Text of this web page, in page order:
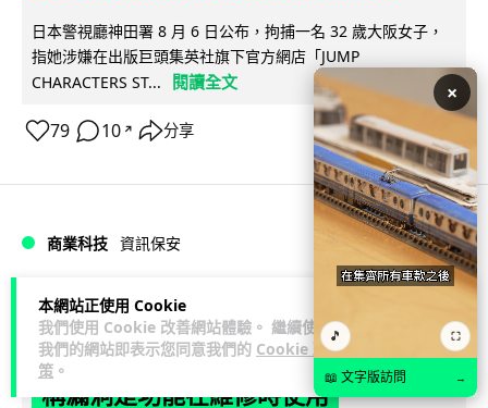
本網站正使用 Cookie
我們使用 Cookie 改善網站體驗。 繼續使用
我們的網站即表示您同意我們的 Cookie 政
策 。
日本警視廳神田署 8 月 6 日公布，拘捕一名 32 歲大阪女子，
指她涉嫌在出版巨頭集英社旗下官方網店「JUMP
CHARACTERS ST...
閱讀全文
79 10 ↗ 分享
商業科技 資訊保安
Vin 2 日
智博通路由器爆後門 官方緊急下架止血
稱漏洞是功能在維修時使用
×
🎵 ⛶
📖 文字版訪問 →